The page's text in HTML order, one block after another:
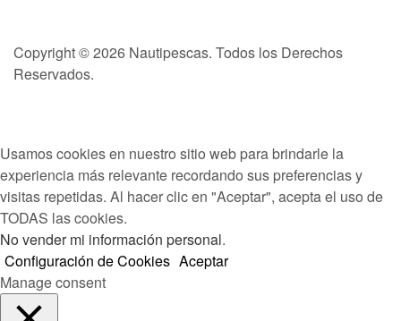
Copyright © 2026 Nautipescas. Todos los Derechos
Reservados.
Usamos cookies en nuestro sitio web para brindarle la
experiencia más relevante recordando sus preferencias y
visitas repetidas. Al hacer clic en "Aceptar", acepta el uso de
TODAS las cookies.
No vender mi información personal.
Configuración de Cookies Aceptar
Manage consent